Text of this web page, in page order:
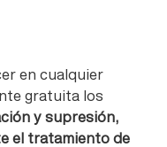
en cualquier
gratuita los
y supresión,
el tratamiento de